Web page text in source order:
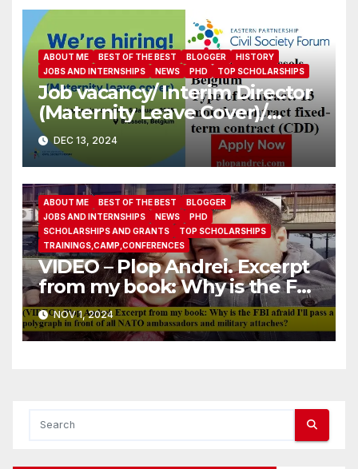
ABOUT ME BEST OF THE BEST BLOGGER
HISTORY
JOBS AND INTERNSHIPS
NEWS PHD TOP SCHOLARSHIPS
Job vacancy/ Interim Director
(Maternity Leave Cover)/
Eastern Partnership Civil
Society Forum
DEC 13, 2024
ABOUT ME BEST OF THE BEST
BLOGGER
JOBS AND INTERNSHIPS
NEWS
PHD
SCHOLARSHIPS AND GRANTS
TOP SCHOLARSHIPS
TRAININGS,CAMP,CONFERENCES
VIDEO – Plop Andrei. Excerpt
from my book: Why is the FBI
afraid I’ll pass a polygraph in
front of all NATO
ambassadors and military
NOV 1, 2024